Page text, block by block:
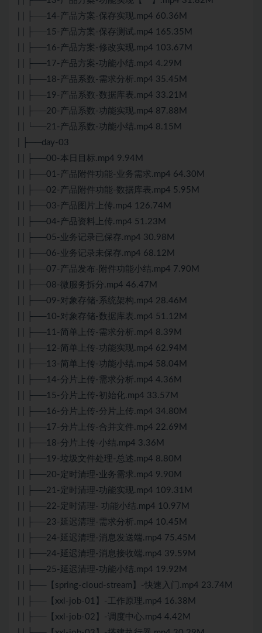
| | ├──14-产品方案-保存实现.mp4 60.36M
| | ├──15-产品方案-保存测试.mp4 165.35M
| | ├──16-产品方案-修改实现.mp4 103.67M
| | ├──17-产品方案-功能小结.mp4 4.29M
| | ├──18-产品系数-需求分析.mp4 35.45M
| | ├──19-产品系数-数据库表.mp4 33.21M
| | ├──20-产品系数-功能实现.mp4 87.88M
| | └──21-产品系数-功能小结.mp4 8.15M
| ├──day-03
| | ├──00-本日目标.mp4 9.94M
| | ├──01-产品附件功能-业务需求.mp4 64.30M
| | ├──02-产品附件功能-数据库表.mp4 5.95M
| | ├──03-产品图片上传.mp4 126.74M
| | ├──04-产品资料上传.mp4 51.23M
| | ├──05-业务记录已保存.mp4 30.98M
| | ├──06-业务记录未保存.mp4 68.12M
| | ├──07-产品发布-附件功能小结.mp4 7.90M
| | ├──08-微服务拆分.mp4 46.47M
| | ├──09-对象存储-系统架构.mp4 28.46M
| | ├──10-对象存储-数据库表.mp4 51.12M
| | ├──11-简单上传-需求分析.mp4 8.39M
| | ├──12-简单上传-功能实现.mp4 62.94M
| | ├──13-简单上传-功能小结.mp4 58.04M
| | ├──14-分片上传-需求分析.mp4 4.36M
| | ├──15-分片上传-初始化.mp4 33.57M
| | ├──16-分片上传-分片上传.mp4 34.80M
| | ├──17-分片上传-合并文件.mp4 22.69M
| | ├──18-分片上传-小结.mp4 3.36M
| | ├──19-垃圾文件处理-总述.mp4 8.80M
| | ├──20-定时清理-业务需求.mp4 9.90M
| | ├──21-定时清理-功能实现.mp4 109.31M
| | ├──22-定时清理- 功能小结.mp4 10.97M
| | ├──23-延迟清理-需求分析.mp4 10.45M
| | ├──24-延迟清理-消息发送端.mp4 75.45M
| | ├──24-延迟清理-消息接收端.mp4 39.59M
| | ├──25-延迟清理-功能小结.mp4 19.92M
| | ├──【spring-cloud-stream】-快速入门.mp4 23.74M
| | ├──【xxl-job-01】-工作原理.mp4 16.38M
| | ├──【xxl-job-02】-调度中心.mp4 4.42M